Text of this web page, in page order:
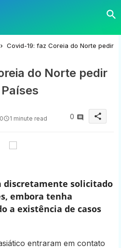
Covid-19: faz Coreia do Norte pedir
do Norte pedir
1 minute read 0 share
discretamente solicitado
embora tenha
a existência de casos
entraram em contato